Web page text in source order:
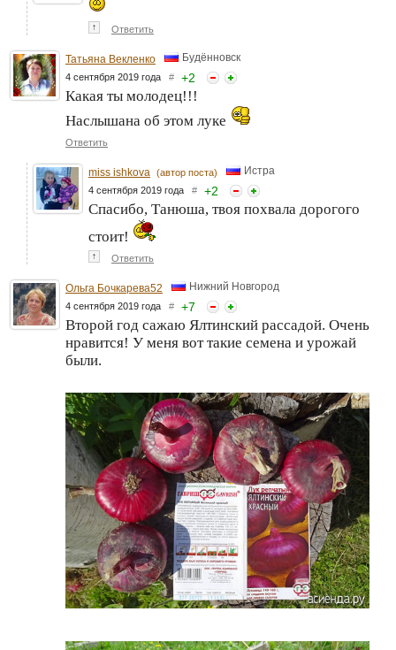
↑ Ответить
Татьяна Векленко Будённовск
4 сентября 2019 года # +2
Какая ты молодец!!!
Наслышана об этом луке
Ответить
miss ishkova (автор поста) Истра
4 сентября 2019 года # +2
Спасибо, Танюша, твоя похвала дорогого
стоит!
↑ Ответить
Ольга Бочкарева52 Нижний Новгород
4 сентября 2019 года # +7
Второй год сажаю Ялтинский рассадой. Очень
нравится! У меня вот такие семена и урожай
были.